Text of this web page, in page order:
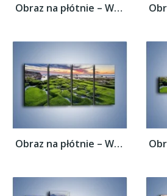
Obraz na płótnie – Woda w nierównym...
Obraz na płótnie – Woda w nierównym...